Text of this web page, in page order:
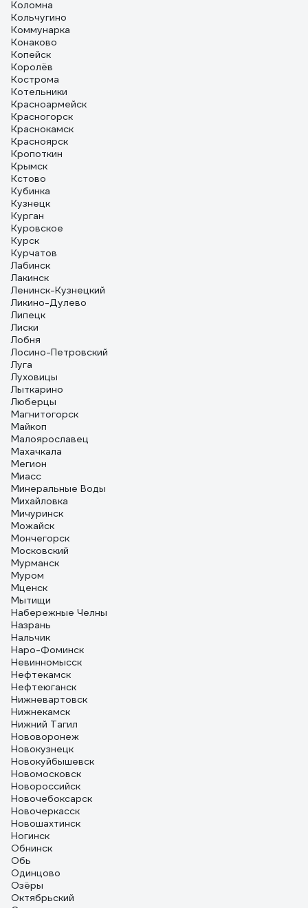
Коломна
Кольчугино
Коммунарка
Конаково
Копейск
Королёв
Кострома
Котельники
Красноармейск
Красногорск
Краснокамск
Красноярск
Кропоткин
Крымск
Кстово
Кубинка
Кузнецк
Курган
Куровское
Курск
Курчатов
Лабинск
Лакинск
Ленинск-Кузнецкий
Ликино-Дулево
Липецк
Лиски
Лобня
Лосино-Петровский
Луга
Луховицы
Лыткарино
Люберцы
Магнитогорск
Майкоп
Малоярославец
Махачкала
Мегион
Миасс
Минеральные Воды
Михайловка
Мичуринск
Можайск
Мончегорск
Московский
Мурманск
Муром
Мценск
Мытищи
Набережные Челны
Назрань
Нальчик
Наро-Фоминск
Невинномысск
Нефтекамск
Нефтеюганск
Нижневартовск
Нижнекамск
Нижний Тагил
Нововоронеж
Новокузнецк
Новокуйбышевск
Новомосковск
Новороссийск
Новочебоксарск
Новочеркасск
Новошахтинск
Ногинск
Обнинск
Обь
Одинцово
Озёры
Октябрьский